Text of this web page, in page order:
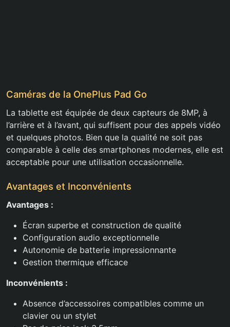
Caméras de la OnePlus Pad Go
La tablette est équipée de deux capteurs de 8MP, à
l’arrière et à l’avant, qui suffisent pour des appels vidéo
et quelques photos. Bien que la qualité ne soit pas
comparable à celle des smartphones modernes, elle est
acceptable pour une utilisation occasionnelle.
Avantages et Inconvénients
Avantages :
Écran superbe et construction de qualité
Configuration audio exceptionnelle
Autonomie de batterie impressionnante
Gestion thermique efficace
Inconvénients :
Absence d’accessoires compatibles comme un
clavier ou un stylet